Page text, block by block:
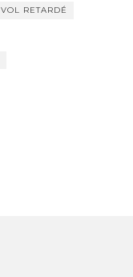
VOL RETARDÉ